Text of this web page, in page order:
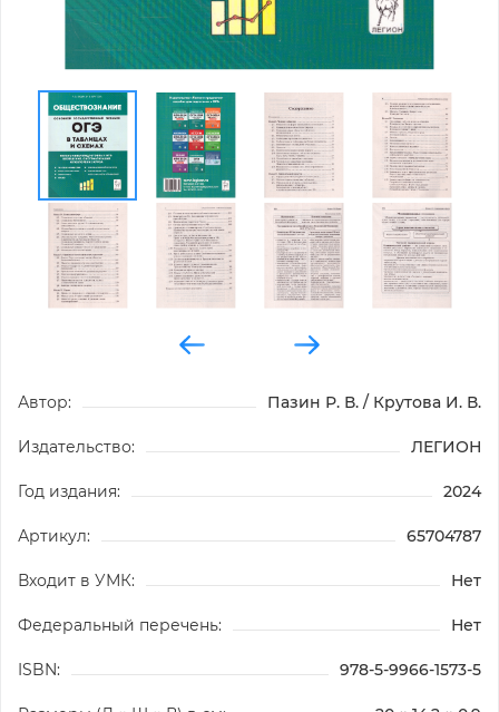
Автор: Пазин Р. В. / Крутова И. В.
Издательство: ЛЕГИОН
Год издания: 2024
Артикул: 65704787
Входит в УМК: Нет
Федеральный перечень: Нет
ISBN: 978-5-9966-1573-5